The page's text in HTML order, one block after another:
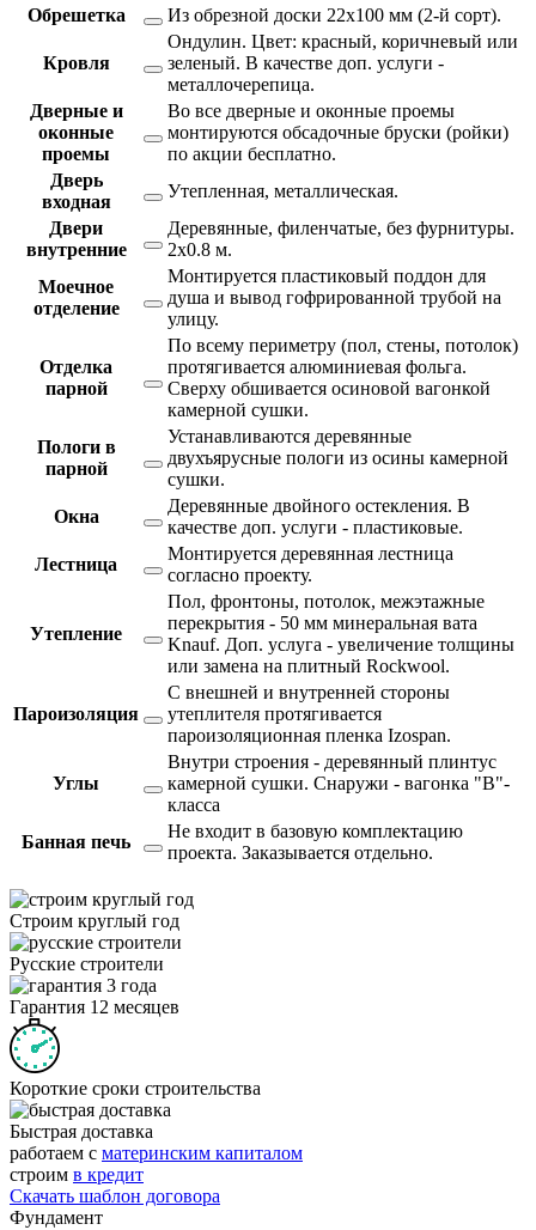
Обрешетка
Из обрезной доски 22х100 мм (2-й сорт).
Кровля
Ондулин. Цвет: красный, коричневый или
зеленый. В качестве доп. услуги -
металлочерепица.
Дверные и
оконные
проемы
Во все дверные и оконные проемы
монтируются обсадочные бруски (ройки)
по акции бесплатно.
Дверь
входная
Утепленная, металлическая.
Двери
внутренние
Деревянные, филенчатые, без фурнитуры.
2х0.8 м.
Моечное
отделение
Монтируется пластиковый поддон для
душа и вывод гофрированной трубой на
улицу.
Отделка
парной
По всему периметру (пол, стены, потолок)
протягивается алюминиевая фольга.
Сверху обшивается осиновой вагонкой
камерной сушки.
Пологи в
парной
Устанавливаются деревянные
двухъярусные пологи из осины камерной
сушки.
Окна
Деревянные двойного остекления. В
качестве доп. услуги - пластиковые.
Лестница
Монтируется деревянная лестница
согласно проекту.
Утепление
Пол, фронтоны, потолок, межэтажные
перекрытия - 50 мм минеральная вата
Knauf. Доп. услуга - увеличение толщины
или замена на плитный Rockwool.
Пароизоляция
С внешней и внутренней стороны
утеплителя протягивается
пароизоляционная пленка Izospan.
Углы
Внутри строения - деревянный плинтус
камерной сушки. Снаружи - вагонка "В"-
класса
Банная печь
Не входит в базовую комплектацию
проекта. Заказывается отдельно.
Строим круглый год
Русские строители
Гарантия 12 месяцев
Короткие сроки строительства
Быстрая доставка
работаем с материнским капиталом
строим в кредит
Скачать шаблон договора
Фундамент